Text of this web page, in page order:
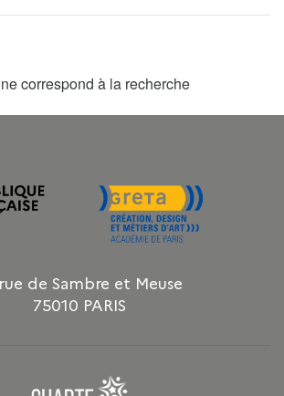
correspond à la recherche
de Sambre et Meuse
75010 PARIS